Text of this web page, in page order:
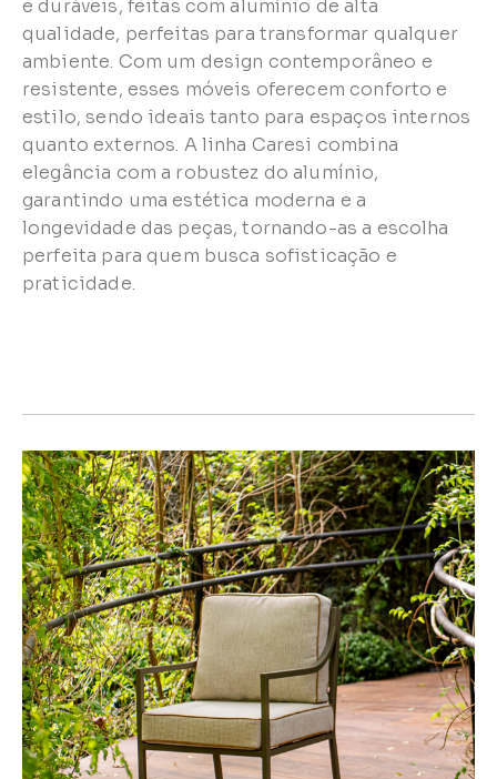
e duráveis, feitas com alumínio de alta
qualidade, perfeitas para transformar qualquer
ambiente. Com um design contemporâneo e
resistente, esses móveis oferecem conforto e
estilo, sendo ideais tanto para espaços internos
quanto externos. A linha Caresi combina
elegância com a robustez do alumínio,
garantindo uma estética moderna e a
longevidade das peças, tornando-as a escolha
perfeita para quem busca sofisticação e
praticidade.